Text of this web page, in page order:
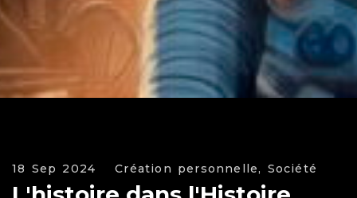
18 Sep 2024 Création personnelle, Société